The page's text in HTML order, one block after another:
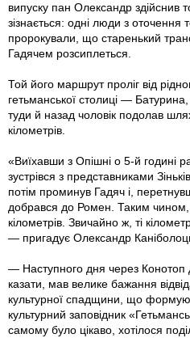
випуску пан Олександр здійснив
зізнається: одні люди з оточення
пророкували, що старенький
Гадячем розсиплеться.
Той його маршрут проліг від
гетьманської столиці —
туди й назад чоловік подолав
кілометрів.
«Виїхавши з Опішні о 5-й годині
зустрівся з представниками
потім проминув Гадяч і,
добрався до Ромен. Таким чином,
кілометрів. Звичайно ж, ті
— пригадує Олександр
— Наступного дня через
казати, мав велике бажання
культурної спадщини, що
культурний заповідник
самому було цікаво, хотілося